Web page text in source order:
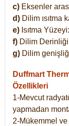
c) Eksenler
d) Dilim ısıtma
e) Isıtma
f) Dilim
g) Dilim
Duffmart
Özellikleri
1-Mevcut
yapmadan
2-Mükemmel